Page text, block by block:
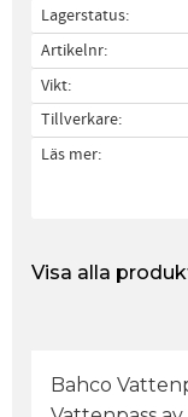
Lagerstatus
Artikelnr
Vikt
Tillverkare
Läs mer
Visa alla
Bahco